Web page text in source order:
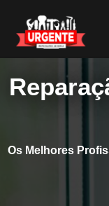
Os Melhores